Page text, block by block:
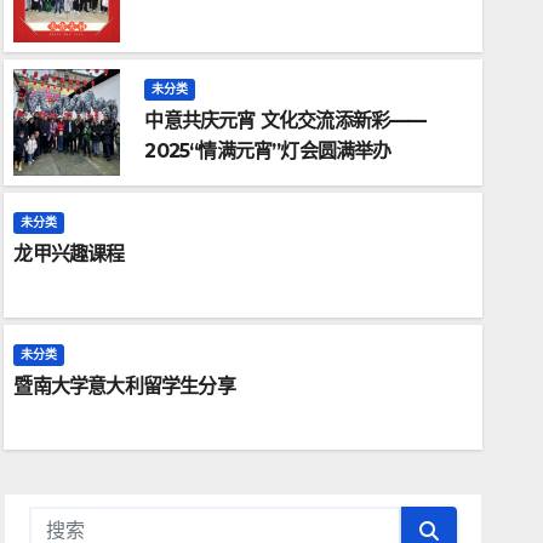
未分类
中意共庆元宵 文化交流添新彩——
2025“情满元宵”灯会圆满举办
未分类
龙甲兴趣课程
未分类
暨南大学意大利留学生分享